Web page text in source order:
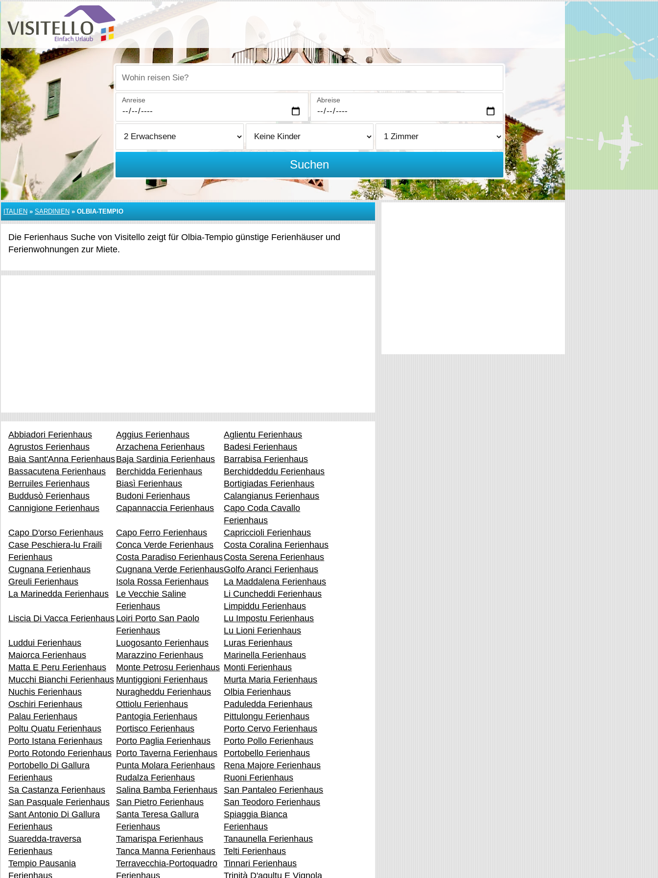
Wohin reisen Sie?
Anreise Abreise
Suchen
ITALIEN » SARDINIEN » OLBIA-TEMPIO
Die Ferienhaus Suche von Visitello zeigt für Olbia-Tempio günstige Ferienhäuser und
Ferienwohnungen zur Miete.
Abbiadori Ferienhaus Aggius Ferienhaus
Aglientu Ferienhaus
Agrustos Ferienhaus
Arzachena Ferienhaus
Badesi Ferienhaus
Baia Sant'Anna FerienhausBaja Sardinia Ferienhaus
Barrabisa Ferienhaus
Bassacutena Ferienhaus
Berchidda Ferienhaus
Berchiddeddu Ferienhaus
Berruiles Ferienhaus
Biasì Ferienhaus
Bortigiadas Ferienhaus
Buddusò Ferienhaus
Budoni Ferienhaus
Calangianus Ferienhaus
Cannigione Ferienhaus
Capannaccia Ferienhaus
Capo Coda Cavallo
Ferienhaus
Capo D'orso Ferienhaus
Capo Ferro Ferienhaus
Capriccioli Ferienhaus
Case Peschiera-lu Fraili
Ferienhaus
Conca Verde Ferienhaus
Costa Coralina Ferienhaus
Costa Paradiso FerienhausCosta Serena Ferienhaus
Cugnana Ferienhaus
Cugnana Verde FerienhausGolfo Aranci Ferienhaus
Greuli Ferienhaus
Isola Rossa Ferienhaus
La Maddalena Ferienhaus
La Marinedda Ferienhaus
Le Vecchie Saline
Ferienhaus
Li Cuncheddi Ferienhaus
Limpiddu Ferienhaus
Liscia Di Vacca Ferienhaus Loiri Porto San Paolo
Ferienhaus
Lu Impostu Ferienhaus
Lu Lioni Ferienhaus
Luddui Ferienhaus
Luogosanto Ferienhaus
Luras Ferienhaus
Maiorca Ferienhaus
Marazzino Ferienhaus
Marinella Ferienhaus
Matta E Peru Ferienhaus
Monte Petrosu Ferienhaus Monti Ferienhaus
Mucchi Bianchi Ferienhaus Muntiggioni Ferienhaus
Murta Maria Ferienhaus
Nuchis Ferienhaus
Nuragheddu Ferienhaus
Olbia Ferienhaus
Oschiri Ferienhaus
Ottiolu Ferienhaus
Paduledda Ferienhaus
Palau Ferienhaus
Pantogia Ferienhaus
Pittulongu Ferienhaus
Poltu Quatu Ferienhaus
Portisco Ferienhaus
Porto Cervo Ferienhaus
Porto Istana Ferienhaus
Porto Paglia Ferienhaus
Porto Pollo Ferienhaus
Porto Rotondo Ferienhaus Porto Taverna Ferienhaus
Portobello Ferienhaus
Portobello Di Gallura
Ferienhaus
Punta Molara Ferienhaus
Rena Majore Ferienhaus
Rudalza Ferienhaus
Ruoni Ferienhaus
Sa Castanza Ferienhaus
Salina Bamba Ferienhaus
San Pantaleo Ferienhaus
San Pasquale Ferienhaus
San Pietro Ferienhaus
San Teodoro Ferienhaus
Sant Antonio Di Gallura
Ferienhaus
Santa Teresa Gallura
Ferienhaus
Spiaggia Bianca
Ferienhaus
Suaredda-traversa
Ferienhaus
Tamarispa Ferienhaus
Tanaunella Ferienhaus
Tanca Manna Ferienhaus
Telti Ferienhaus
Tempio Pausania
Ferienhaus
Terravecchia-Portoquadro
Ferienhaus
Tinnari Ferienhaus
Trinità D'agultu E Vignola